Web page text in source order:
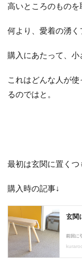
高いところのものを
何より、愛着の湧く
購入にあたって、
これはどんな人が
るのではと。
最初は玄関に置くつ
購入時の記事↓